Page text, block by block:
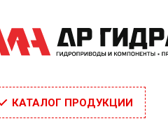
КАТАЛОГ ПРОДУКЦИИ